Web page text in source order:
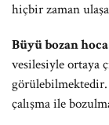
hiçbir zaman
Büyü bozan
vesilesiyle ortaya
çalışma ile